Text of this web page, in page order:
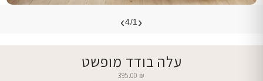
‹
4/1
›
עלה בודד מופשט
395.00 ₪